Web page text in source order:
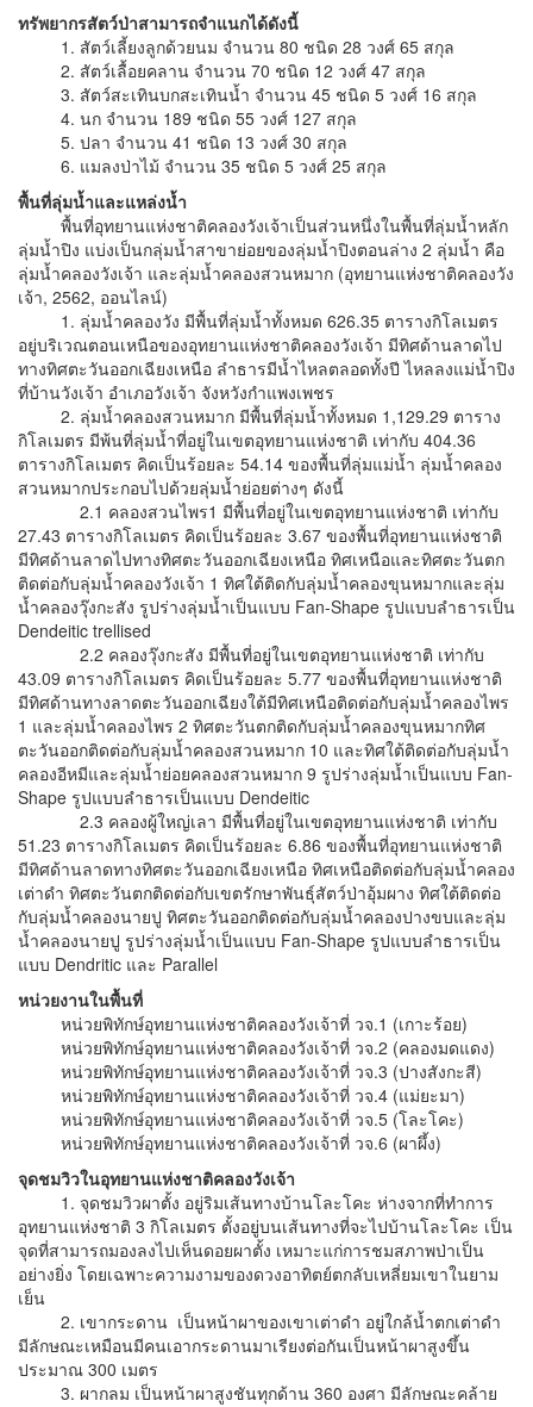
ทรัพยากรสัตว์ป่าสามารถจำแนกได้ดังนี้
1. สัตว์เลี้ยงลูกด้วยนม จำนวน 80 ชนิด 28 วงศ์ 65 สกุล
2. สัตว์เลื้อยคลาน จำนวน 70 ชนิด 12 วงศ์ 47 สกุล
3. สัตว์สะเทินบกสะเทินน้ำ จำนวน 45 ชนิด 5 วงศ์ 16 สกุล
4. นก จำนวน 189 ชนิด 55 วงศ์ 127 สกุล
5. ปลา จำนวน 41 ชนิด 13 วงศ์ 30 สกุล
6. แมลงป่าไม้ จำนวน 35 ชนิด 5 วงศ์ 25 สกุล
พื้นที่ลุ่มน้ำและแหล่งน้ำ
พื้นที่อุทยานแห่งชาติคลองวังเจ้าเป็นส่วนหนึ่งในพื้นที่ลุ่มน้ำหลัก
ลุ่มน้ำปิง แบ่งเป็นกลุ่มน้ำสาขาย่อยของลุ่มน้ำปิงตอนล่าง 2 ลุ่มน้ำ คือ
ลุ่มน้ำคลองวังเจ้า และลุ่มน้ำคลองสวนหมาก (อุทยานแห่งชาติคลองวัง
เจ้า, 2562, ออนไลน์)
1. ลุ่มน้ำคลองวัง มีพื้นที่ลุ่มน้ำทั้งหมด 626.35 ตารางกิโลเมตร
อยู่บริเวณตอนเหนือของอุทยานแห่งชาติคลองวังเจ้า มีทิศด้านลาดไป
ทางทิศตะวันออกเฉียงเหนือ ลำธารมีน้ำไหลตลอดทั้งปี ไหลลงแม่น้ำปิง
ที่บ้านวังเจ้า อำเภอวังเจ้า จังหวังกำแพงเพชร
2. ลุ่มน้ำคลองสวนหมาก มีพื้นที่ลุ่มน้ำทั้งหมด 1,129.29 ตาราง
กิโลเมตร มีพ้นที่ลุ่มน้ำที่อยู่ในเขตอุทยานแห่งชาติ เท่ากับ 404.36
ตารางกิโลเมตร คิดเป็นร้อยละ 54.14 ของพื้นที่ลุ่มแม่น้ำ ลุ่มน้ำคลอง
สวนหมากประกอบไปด้วยลุ่มน้ำย่อยต่างๆ ดังนี้
2.1 คลองสวนไพร1 มีพื้นที่อยู่ในเขตอุทยานแห่งชาติ เท่ากับ
27.43 ตารางกิโลเมตร คิดเป็นร้อยละ 3.67 ของพื้นที่อุทยานแห่งชาติ
มีทิศด้านลาดไปทางทิศตะวันออกเฉียงเหนือ ทิศเหนือและทิศตะวันตก
ติดต่อกับลุ่มน้ำคลองวังเจ้า 1 ทิศใต้ติดกับลุ่มน้ำคลองขุนหมากและลุ่ม
น้ำคลองวุ๊งกะสัง รูปร่างลุ่มน้ำเป็นแบบ Fan-Shape รูปแบบลำธารเป็น
Dendeitic trellised
2.2 คลองวุ๊งกะสัง มีพื้นที่อยู่ในเขตอุทยานแห่งชาติ เท่ากับ
43.09 ตารางกิโลเมตร คิดเป็นร้อยละ 5.77 ของพื้นที่อุทยานแห่งชาติ
มีทิศด้านทางลาดตะวันออกเฉียงใต้มีทิศเหนือติดต่อกับลุ่มน้ำคลองไพร
1 และลุ่มน้ำคลองไพร 2 ทิศตะวันตกติดกับลุ่มน้ำคลองขุนหมากทิศ
ตะวันออกติดต่อกับลุ่มน้ำคลองสวนหมาก 10 และทิศใต้ติดต่อกับลุ่มน้ำ
คลองอีหมีและลุ่มน้ำย่อยคลองสวนหมาก 9 รูปร่างลุ่มน้ำเป็นแบบ Fan-
Shape รูปแบบลำธารเป็นแบบ Dendeitic
2.3 คลองผู้ใหญ่เลา มีพื้นที่อยู่ในเขตอุทยานแห่งชาติ เท่ากับ
51.23 ตารางกิโลเมตร คิดเป็นร้อยละ 6.86 ของพื้นที่อุทยานแห่งชาติ
มีทิศด้านลาดทางทิศตะวันออกเฉียงเหนือ ทิศเหนือติดต่อกับลุ่มน้ำคลอง
เต่าดำ ทิศตะวันตกติดต่อกับเขตรักษาพันธุ์สัตว์ป่าอุ้มผาง ทิศใต้ติดต่อ
กับลุ่มน้ำคลองนายปู ทิศตะวันออกติดต่อกับลุ่มน้ำคลองปางขบและลุ่ม
น้ำคลองนายปู รูปร่างลุ่มน้ำเป็นแบบ Fan-Shape รูปแบบลำธารเป็น
แบบ Dendritic และ Parallel
หน่วยงานในพื้นที่
หน่วยพิทักษ์อุทยานแห่งชาติคลองวังเจ้าที่ วจ.1 (เกาะร้อย)
หน่วยพิทักษ์อุทยานแห่งชาติคลองวังเจ้าที่ วจ.2 (คลองมดแดง)
หน่วยพิทักษ์อุทยานแห่งชาติคลองวังเจ้าที่ วจ.3 (ปางสังกะสี)
หน่วยพิทักษ์อุทยานแห่งชาติคลองวังเจ้าที่ วจ.4 (แม่ยะมา)
หน่วยพิทักษ์อุทยานแห่งชาติคลองวังเจ้าที่ วจ.5 (โละโคะ)
หน่วยพิทักษ์อุทยานแห่งชาติคลองวังเจ้าที่ วจ.6 (ผาผึ้ง)
จุดชมวิวในอุทยานแห่งชาติคลองวังเจ้า
1. จุดชมวิวผาตั้ง อยู่ริมเส้นทางบ้านโละโคะ ห่างจากที่ทำการ
อุทยานแห่งชาติ 3 กิโลเมตร ตั้งอยู่บนเส้นทางที่จะไปบ้านโละโคะ เป็น
จุดที่สามารถมองลงไปเห็นดอยผาตั้ง เหมาะแก่การชมสภาพป่าเป็น
อย่างยิ่ง โดยเฉพาะความงามของดวงอาทิตย์ตกลับเหลี่ยมเขาในยาม
เย็น
2. เขากระดาน เป็นหน้าผาของเขาเต่าดำ อยู่ใกล้น้ำตกเต่าดำ
มีลักษณะเหมือนมีคนเอากระดานมาเรียงต่อกันเป็นหน้าผาสูงขึ้น
ประมาณ 300 เมตร
3. ผากลม เป็นหน้าผาสูงชันทุกด้าน 360 องศา มีลักษณะคล้าย